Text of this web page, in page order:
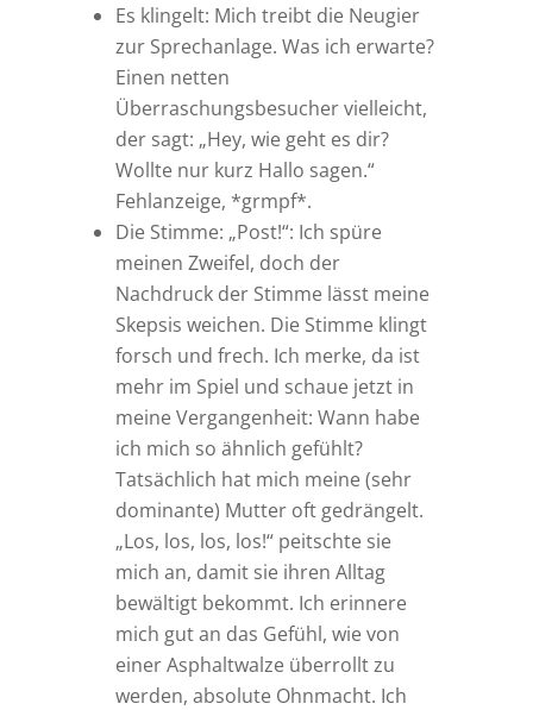
Es klingelt: Mich treibt die Neugier
zur Sprechanlage. Was ich erwarte?
Einen netten
Überraschungsbesucher vielleicht,
der sagt: „Hey, wie geht es dir?
Wollte nur kurz Hallo sagen.“
Fehlanzeige, *grmpf*.
Die Stimme: „Post!“: Ich spüre
meinen Zweifel, doch der
Nachdruck der Stimme lässt meine
Skepsis weichen. Die Stimme klingt
forsch und frech. Ich merke, da ist
mehr im Spiel und schaue jetzt in
meine Vergangenheit: Wann habe
ich mich so ähnlich gefühlt?
Tatsächlich hat mich meine (sehr
dominante) Mutter oft gedrängelt.
„Los, los, los, los!“ peitschte sie
mich an, damit sie ihren Alltag
bewältigt bekommt. Ich erinnere
mich gut an das Gefühl, wie von
einer Asphaltwalze überrollt zu
werden, absolute Ohnmacht. Ich